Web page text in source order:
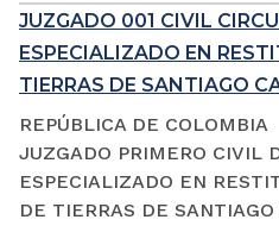
JUZGADO 001 CIVIL
ESPECIALIZADO EN
TIERRAS DE SANTIAGO
REPÚBLICA DE COLOMBIA
JUZGADO PRIMERO CIVIL
ESPECIALIZADO EN
DE TIERRAS DE